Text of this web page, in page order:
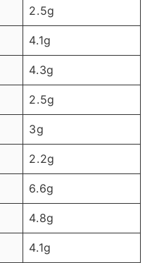
2.5g
4.1g
4.3g
2.5g
3g
2.2g
6.6g
4.8g
4.1g